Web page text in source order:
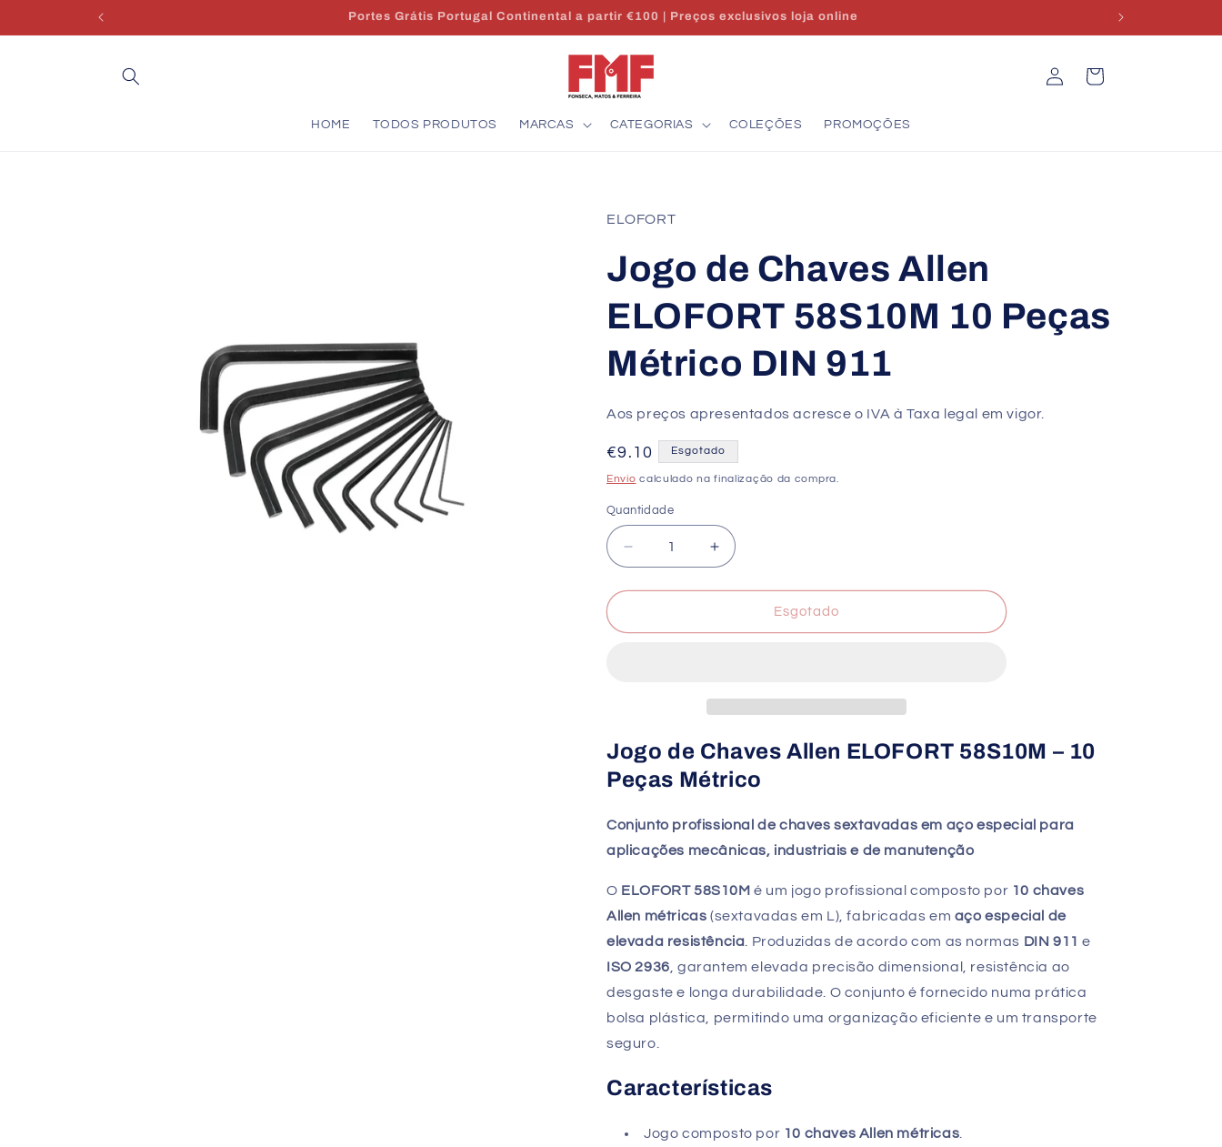
conteúdo
Envio 24/48h | Stock em Portugal | Apoio técnico
HOME TODOS PRODUTOS MARCAS CATEGORIAS COLEÇÕES PROMOÇÕES
sessão
Carrinho
ELOFORT
Jogo de Chaves Allen
ELOFORT 58S10M 10 Peças
Métrico DIN 911
Aos preços apresentados acresce o IVA à Taxa legal em vigor.
Preço
normal
€9.10 Esgotado
Envio calculado na finalização da compra.
Quantidade
Quantidade
Diminuir
a
quantidade
Jogo
10
Peças
Métrico
911
Aumentar
a
quantidade
Jogo
10
Peças
Métrico
911
Esgotado
Jogo de Chaves Allen ELOFORT 58S10M – 10
Peças Métrico
Conjunto profissional de chaves sextavadas em aço especial para
aplicações mecânicas, industriais e de manutenção
O ELOFORT 58S10M é um jogo profissional composto por 10 chaves
Allen métricas (sextavadas em L), fabricadas em aço especial de
elevada resistência . Produzidas de acordo com as normas DIN 911 e
ISO 2936 , garantem elevada precisão dimensional, resistência ao
desgaste e longa durabilidade. O conjunto é fornecido numa prática
bolsa plástica, permitindo uma organização eficiente e um transporte
seguro.
Características
Jogo composto por 10 chaves Allen métricas